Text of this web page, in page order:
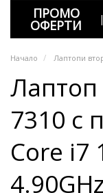
ПРОМО
ОФЕРТИ |
Начало Лаптопи
7310 с
Core i7